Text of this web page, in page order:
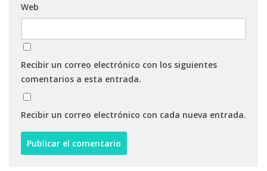
Web
Recibir un correo electrónico con los siguientes
comentarios a esta entrada.
Recibir un correo electrónico con cada nueva entrada.